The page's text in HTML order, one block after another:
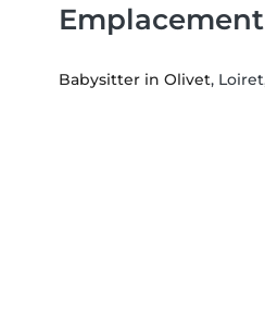
Emplacement
Babysitter in Olivet,